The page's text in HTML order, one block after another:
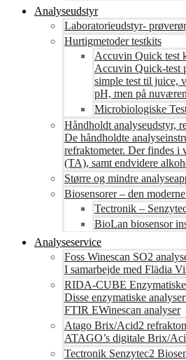
Analyseudstyr
Laboratorieudstyr-
Hurtigmetoder testkits
Accuvin Quick test
Accuvin Quick-test
simple test til juice,
pH, men på
Microbiologiske
Håndholdt analyseudstyr,
De håndholdte
refraktometer. Der findes i
(TA), samt endvidere
Større og mindre
Biosensorer – den
Tectronik –
BioLan biosensor
Analyseservice
Foss Winescan SO2
I samarbejde med Flädia
RIDA-CUBE Enzymatiske
Disse enzymatiske
FTIR EWinescan analyser
Atago Brix/Acid2
ATAGO’s digitale Brix/
Tectronik Senzytec2